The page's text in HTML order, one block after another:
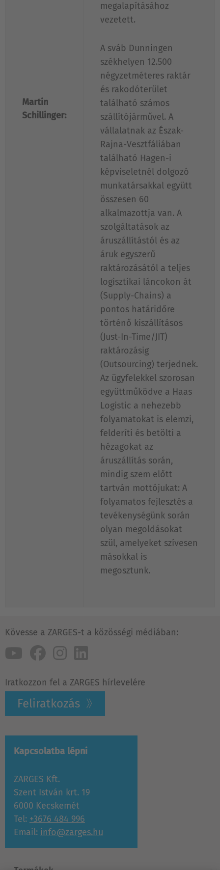
Martin
Schillinger:
megalapításához
vezetett.
A sváb Dunningen
székhelyen 12.500
négyzetméteres raktár
és rakodóterület
található számos
szállítójárművel. A
vállalatnak az Észak-
Rajna-Vesztfáliában
található Hagen-i
képviseletnél dolgozó
munkatársakkal együtt
összesen 60
alkalmazottja van. A
szolgáltatások az
áruszállítástól és az
áruk egyszerű
raktározásától a teljes
logisztikai láncokon át
(Supply-Chains) a
pontos határidőre
történő kiszállításos
(Just-In-Time/JIT)
raktározásig
(Outsourcing) terjednek.
Az ügyfelekkel szorosan
együttműködve a Haas
Logistic a nehezebb
folyamatokat is elemzi,
felderíti és betölti a
hézagokat az
áruszállítás során,
mindig szem előtt
tartván mottójukat: A
folyamatos fejlesztés a
tevékenységünk során
olyan megoldásokat
szül, amelyeket szívesen
másokkal is
megosztunk.
Kövesse a ZARGES-t a közösségi médiában:
Iratkozzon fel a ZARGES hírlevelére
Feliratkozás
Kapcsolatba lépni
ZARGES Kft.
Szent István krt. 19
6000 Kecskemét
Tel: +3676 484 996
Email: info@zarges.hu